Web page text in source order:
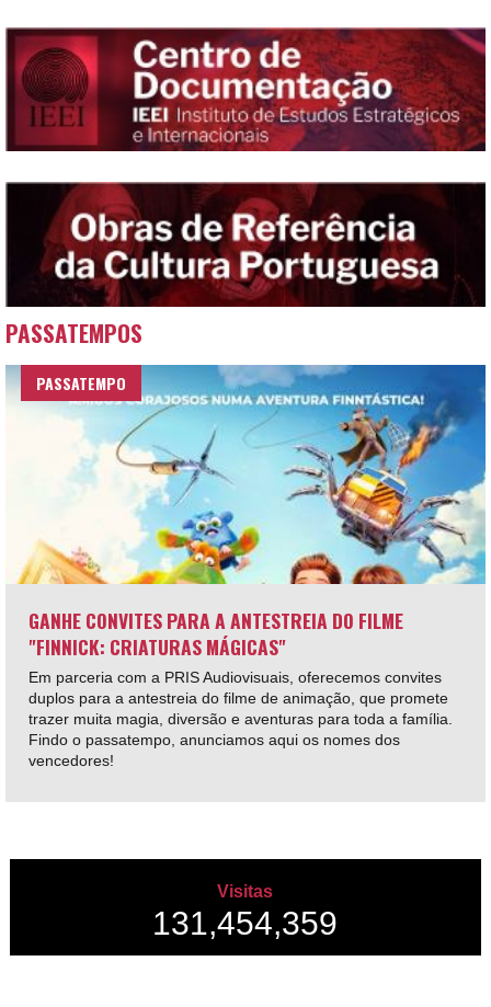
PASSATEMPOS
PASSATEMPO
GANHE CONVITES PARA A ANTESTREIA DO FILME
"FINNICK: CRIATURAS MÁGICAS"
Em parceria com a PRIS Audiovisuais, oferecemos convites
duplos para a antestreia do filme de animação, que promete
trazer muita magia, diversão e aventuras para toda a família.
Findo o passatempo, anunciamos aqui os nomes dos
vencedores!
Visitas
131,454,359